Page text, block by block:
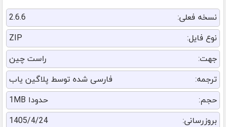
نسخه فعلی:
2.6.6
نوع فایل:
ZIP
جهت:
راست چین
ترجمه:
فارسی شده توسط پلاگین یاب
حجم:
حدودا 1MB
بروزرسانی:
1405/4/24